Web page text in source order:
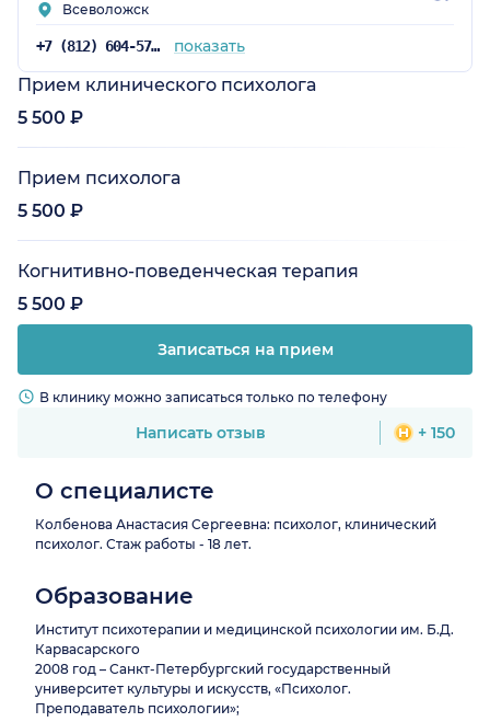
Всеволожск
+7 (812) 604-57-48 показать
Прием клинического психолога
5 500 ₽
Прием психолога
5 500 ₽
Когнитивно-поведенческая терапия
5 500 ₽
Записаться на прием
В клинику можно записаться только по телефону
Написать отзыв + 150
О специалисте
Колбенова Анастасия Сергеевна: психолог, клинический
психолог. Стаж работы - 18 лет.
Образование
Институт психотерапии и медицинской психологии им. Б.Д.
Карвасарского
2008 год – Санкт-Петербургский государственный
университет культуры и искусств, «Психолог.
Преподаватель психологии»;